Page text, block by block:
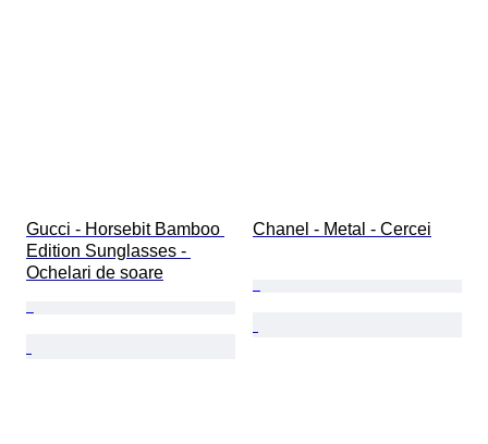
Gucci - Horsebit Bamboo
Edition Sunglasses -
Ochelari de soare
Chanel - Metal - Cercei